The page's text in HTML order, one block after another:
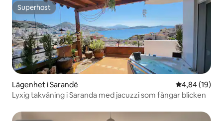
Superhost
Superhost
Lägenhet i Sarandë 4,84 av 5 i
4,84 (19)
Lyxig takvåning i Saranda med jacuzzi som fångar blicken